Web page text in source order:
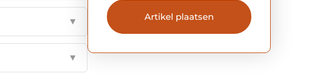
▼
▼
Artikel plaatsen